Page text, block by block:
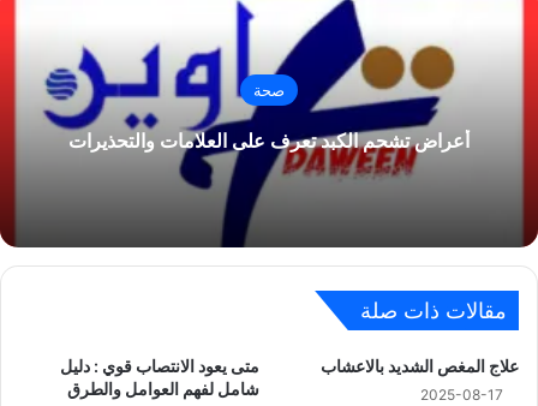
صحة
أعراض تشحم الكبد تعرف على العلامات والتحذيرات
مقالات ذات صلة
علاج المغص الشديد بالاعشاب
2025-08-17
متى يعود الانتصاب قوي : دليل
شامل لفهم العوامل والطرق